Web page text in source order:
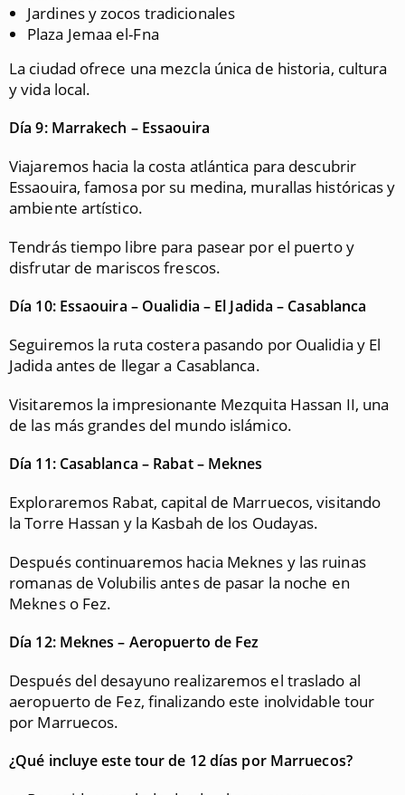
Jardines y zocos tradicionales
Plaza Jemaa el-Fna
La ciudad ofrece una mezcla única de historia, cultura
y vida local.
Día 9: Marrakech – Essaouira
Viajaremos hacia la costa atlántica para descubrir
Essaouira, famosa por su medina, murallas históricas y
ambiente artístico.
Tendrás tiempo libre para pasear por el puerto y
disfrutar de mariscos frescos.
Día 10: Essaouira – Oualidia – El Jadida – Casablanca
Seguiremos la ruta costera pasando por Oualidia y El
Jadida antes de llegar a Casablanca.
Visitaremos la impresionante Mezquita Hassan II, una
de las más grandes del mundo islámico.
Día 11: Casablanca – Rabat – Meknes
Exploraremos Rabat, capital de Marruecos, visitando
la Torre Hassan y la Kasbah de los Oudayas.
Después continuaremos hacia Meknes y las ruinas
romanas de Volubilis antes de pasar la noche en
Meknes o Fez.
Día 12: Meknes – Aeropuerto de Fez
Después del desayuno realizaremos el traslado al
aeropuerto de Fez, finalizando este inolvidable tour
por Marruecos.
¿Qué incluye este tour de 12 días por Marruecos?